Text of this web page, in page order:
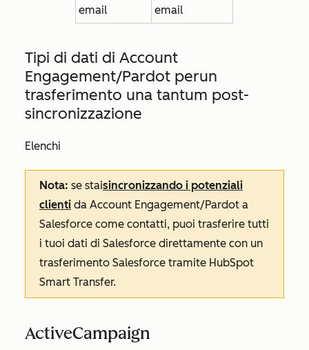
email
email
Tipi di dati di Account
Engagement/Pardot perun
trasferimento una tantum post-
sincronizzazione
Elenchi
Nota: se staisincronizzando i potenziali
clienti da Account Engagement/Pardot a
Salesforce come contatti, puoi trasferire tutti
i tuoi dati di Salesforce direttamente con un
trasferimento Salesforce tramite HubSpot
Smart Transfer.
ActiveCampaign